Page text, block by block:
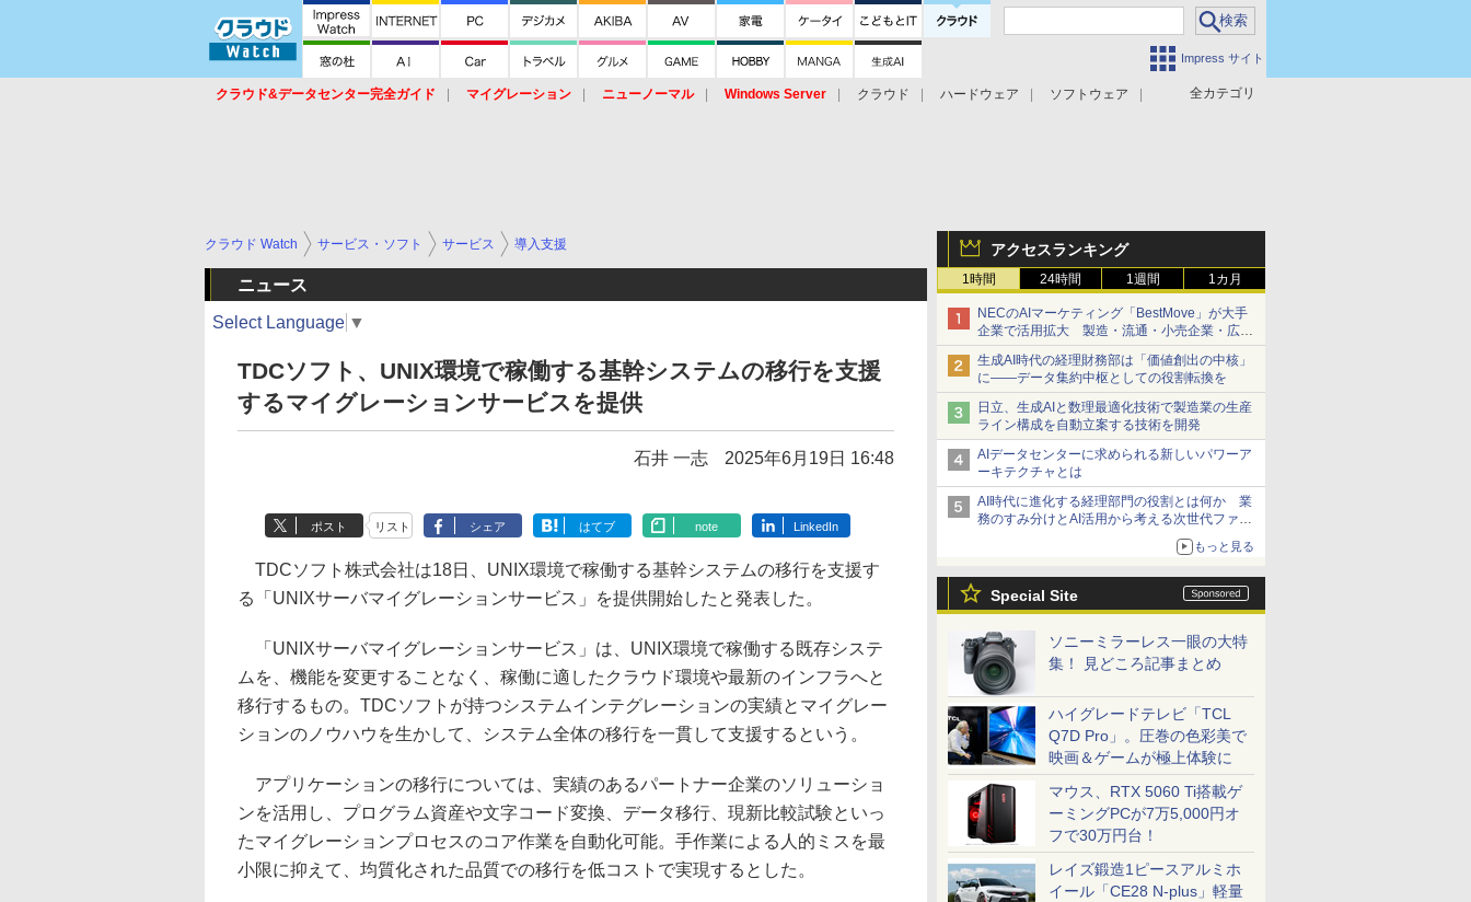
Impress サイト
全カテゴリ
クラウド&データセンター完全ガイド マイグレーション ニューノーマル Windows Server クラウド ハードウェア
ソフトウェア
アクセスランキング
1時間 24時間 1週間 1カ月
NECのAIマーケティング「BestMove」が大手
企業で活用拡大 製造・流通・小売企業・広告
代理店などが実装フェーズへ
生成AI時代の経理財務部は「価値創出の中核」
に――データ集約中枢としての役割転換を
日立、生成AIと数理最適化技術で製造業の生産
ライン構成を自動立案する技術を開発
AIデータセンターに求められる新しいパワーア
ーキテクチャとは
AI時代に進化する経理部門の役割とは何か 業
務のすみ分けとAI活用から考える次世代ファイ
もっと見る
Special Site
ソニーミラーレス一眼の大特
集！ 見どころ記事まとめ
ハイグレードテレビ「TCL
Q7D Pro」。圧巻の色彩美で
映画＆ゲームが極上体験に
マウス、RTX 5060 Ti搭載ゲ
ーミングPCが7万5,000円オ
フで30万円台！
レイズ鍛造1ピースアルミホ
イール「CE28 N-plus」軽量
クラウド Watch サービス・ソフト サービス 導入支援
ニュース
Select Language ▼
TDCソフト、UNIX環境で稼働する基幹システムの移行を支援
するマイグレーションサービスを提供
石井 一志 2025年6月19日 16:48
ポスト リスト シェア はてブ note LinkedIn
TDCソフト株式会社は18日、UNIX環境で稼働する基幹システムの移行を支援す
る「UNIXサーバマイグレーションサービス」を提供開始したと発表した。
「UNIXサーバマイグレーションサービス」は、UNIX環境で稼働する既存システ
ムを、機能を変更することなく、稼働に適したクラウド環境や最新のインフラへと
移行するもの。TDCソフトが持つシステムインテグレーションの実績とマイグレー
ションのノウハウを生かして、システム全体の移行を一貫して支援するという。
アプリケーションの移行については、実績のあるパートナー企業のソリューショ
ンを活用し、プログラム資産や文字コード変換、データ移行、現新比較試験といっ
たマイグレーションプロセスのコア作業を自動化可能。手作業による人的ミスを最
小限に抑えて、均質化された品質での移行を低コストで実現するとした。